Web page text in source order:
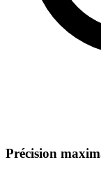
Précision